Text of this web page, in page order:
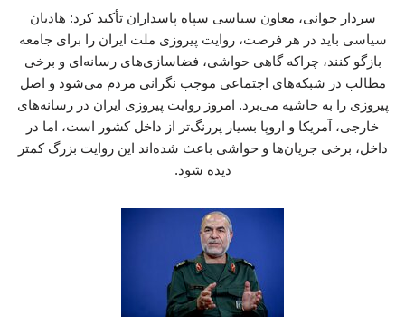
سردار جوانی، معاون سیاسی سپاه پاسداران تأکید کرد: هادیان
سیاسی باید در هر فرصت، روایت پیروزی ملت ایران را برای جامعه
بازگو کنند، چراکه گاهی حواشی، فضاسازی‌های رسانه‌ای و برخی
مطالب در شبکه‌های اجتماعی موجب نگرانی مردم می‌شود و اصل
پیروزی را به حاشیه می‌برد. امروز روایت پیروزی ایران در رسانه‌های
خارجی، آمریکا و اروپا بسیار پررنگ‌تر از داخل کشور است، اما در
داخل، برخی جریان‌ها و حواشی باعث شده‌اند این روایت بزرگ کمتر
دیده شود.